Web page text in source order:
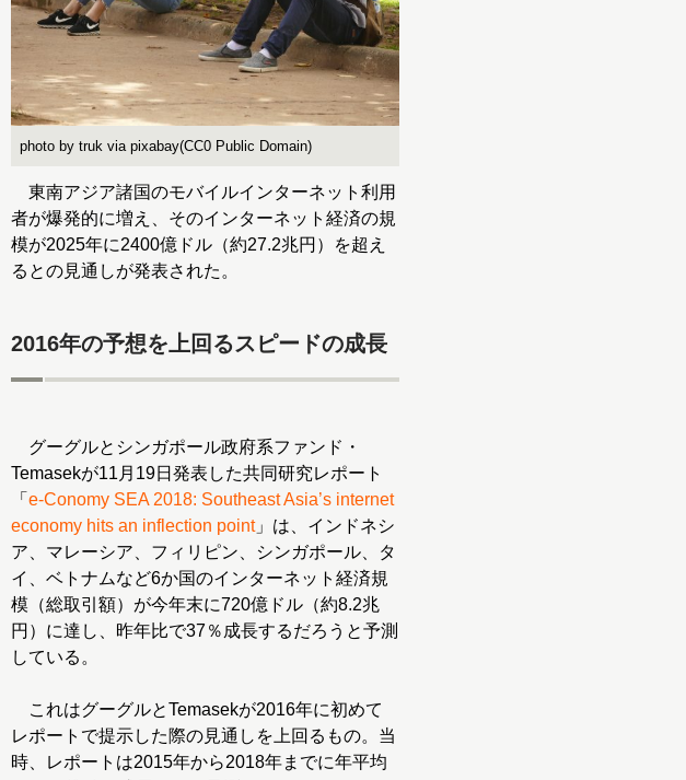
photo by truk via pixabay(CC0 Public Domain)
東南アジア諸国のモバイルインターネット利用
者が爆発的に増え、そのインターネット経済の規
模が2025年に2400億ドル（約27.2兆円）を超え
るとの見通しが発表された。
2016年の予想を上回るスピードの成長
グーグルとシンガポール政府系ファンド・
Temasekが11月19日発表した共同研究レポート
「 e-Conomy SEA 2018: Southeast Asia’s internet
economy hits an inflection point」は、インドネシ
ア、マレーシア、フィリピン、シンガポール、タ
イ、ベトナムなど6か国のインターネット経済規
模（総取引額）が今年末に720億ドル（約8.2兆
円）に達し、昨年比で37％成長するだろうと予測
している。
これはグーグルとTemasekが2016年に初めて
レポートで提示した際の見通しを上回るもの。当
時、レポートは2015年から2018年までに年平均